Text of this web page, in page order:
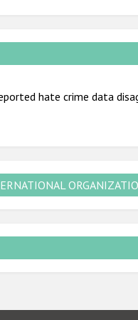
hate crime data